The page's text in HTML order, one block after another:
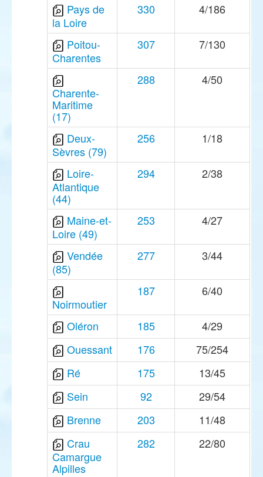
Pays de
la Loire
330 4/186
Poitou-
Charentes
307 7/130
Charente-
Maritime
(17)
288 4/50
Deux-
Sèvres (79)
256 1/18
Loire-
Atlantique
(44)
294 2/38
Maine-et-
Loire (49)
253 4/27
Vendée
(85)
277 3/44
Noirmoutier
187 6/40
Oléron 185
4/29
Ouessant
176
75/254
Ré
175
13/45
Sein
92
29/54
Brenne
203
11/48
Crau
Camargue
Alpilles
282 22/80